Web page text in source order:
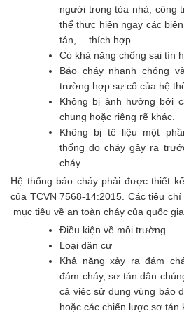
người trong tòa nhà, công
thể thực hiện ngay các
tán,… thích hợp.
Có khả năng chống sai tín
Báo cháy nhanh chóng
trường hợp sự cố của hệ
Không bị ảnh hưởng bởi
chung hoặc riêng rẽ khác.
Không bị tê liệu một
thống do cháy gây ra
cháy.
Hệ thống báo cháy phải được thiết
của TCVN 7568-14:2015. Các tiêu
mục tiêu về an toàn cháy của quốc
Điều kiện về môi trường
Loại dân cư
Khả năng xảy ra đám
đám cháy, sơ tán dân
cả việc sử dụng vùng báo
hoặc các chiến lược sơ tán